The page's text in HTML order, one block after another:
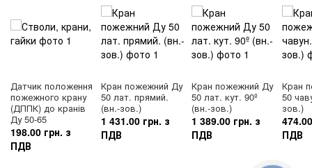
Датчик положення
пожежного крану
(ДППК) до кранів
Ду 50-65
198.00 грн. з
ПДВ
Кран пожежний Ду
50 лат. прямий.
(вн.-зов.)
1 431.00 грн. з
ПДВ
Кран пожежний Ду
50 лат. кут. 90º
(вн.-зов.)
1 389.00 грн. з
ПДВ
Кран
50
зов.)
ПДВ